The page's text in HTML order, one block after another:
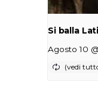
Si balla
Agosto 10